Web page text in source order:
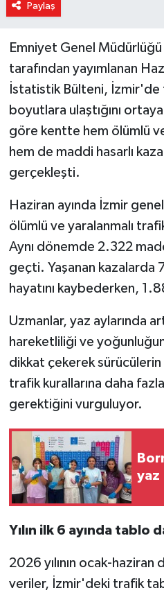
Paylaş
Emniyet Genel Müdürlüğü
tarafından yayımlanan
İstatistik Bülteni, İzmir'de
boyutlara ulaştığını
göre kentte hem ölümlü
hem de maddi hasarlı
gerçekleşti.
Haziran ayında İzmir
ölümlü ve yaralanmalı
Aynı dönemde 2.322
geçti. Yaşanan kazalarda
hayatını kaybederken,
Uzmanlar, yaz aylarında
hareketliliği ve
dikkat çekerek sürücülerin
trafik kurallarına daha
gerektiğini vurguluyor.
yaz
Yılın ilk 6 ayında tablo
2026 yılının ocak-
veriler, İzmir'deki trafik
Spor